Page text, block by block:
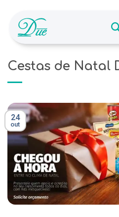
content
Cestas de Natal
24
out